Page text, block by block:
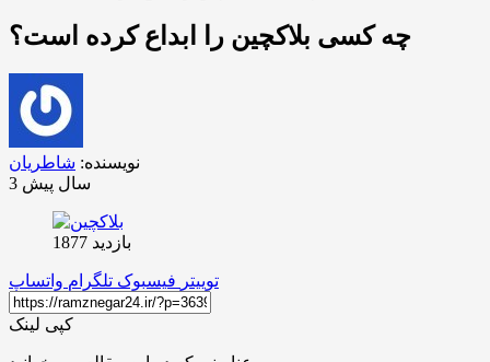
چه کسی بلاکچین را ابداع کرده است؟
نویسنده: شاطریان
3 سال پیش
بازدید 1877
توییتر فیسبوک تلگرام واتساپ
کپی لینک